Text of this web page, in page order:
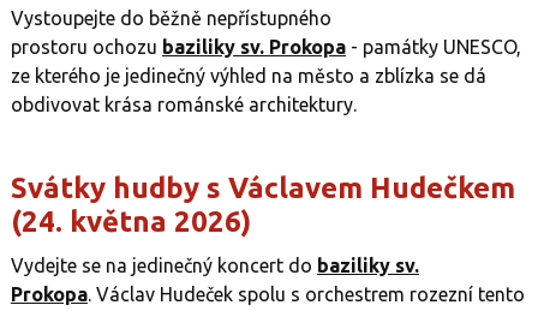
Vystoupejte do běžně nepřístupného
prostoru ochozu baziliky sv. Prokopa- památky UNESCO,
ze kterého je jedinečný výhled na město a zblízka se dá
obdivovat krása románské architektury.
Svátky hudby s Václavem Hudečkem
(24. května 2026)
Vydejte se na jedinečný koncert do baziliky sv.
Prokopa. Václav Hudeček spolu s orchestrem rozezní tento